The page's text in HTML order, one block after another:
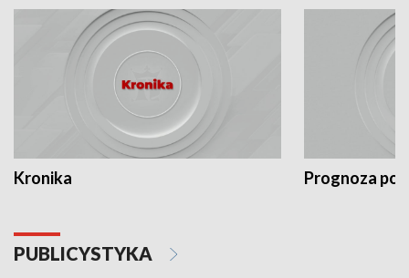
Kronika Prognoza
PUBLICYSTYKA